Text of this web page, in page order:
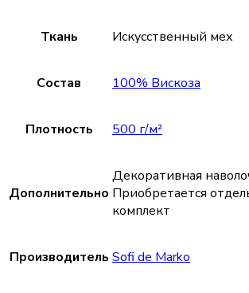
Ткань Искусственный мех
Состав 100% Вискоза
Плотность 500 г/м²
Дополнительно
Декоративная
Приобретается
комплект
Производитель Sofi de Marko